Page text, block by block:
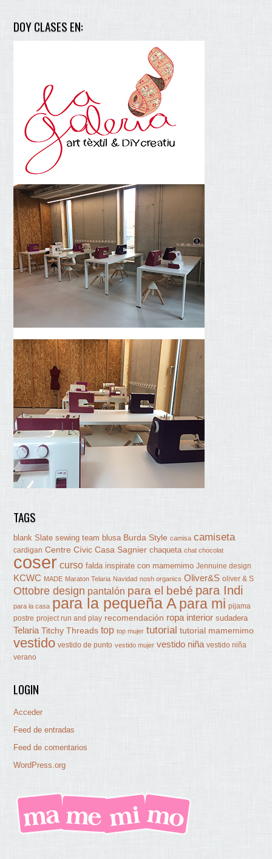
DOY CLASES EN:
TAGS
blank Slate sewing team blusa Burda Style camisa camiseta
cardigan Centre Cívic Casa Sagnier chaqueta chat chocolat
coser curso falda inspirate con mamemimo Jennuine design
KCWC MADE Maraton Telaria Navidad nosh organics Oliver&S oliver & S
Ottobre design pantalón para el bebé para Indi
para la casa para la pequeña A para mi pijama
postre project run and play recomendación ropa interior sudadera
Telaria Titchy Threads top top mujer tutorial tutorial mamemimo
vestido vestido de punto vestido mujer vestido niña vestido niña
verano
LOGIN
Acceder
Feed de entradas
Feed de comentarios
WordPress.org